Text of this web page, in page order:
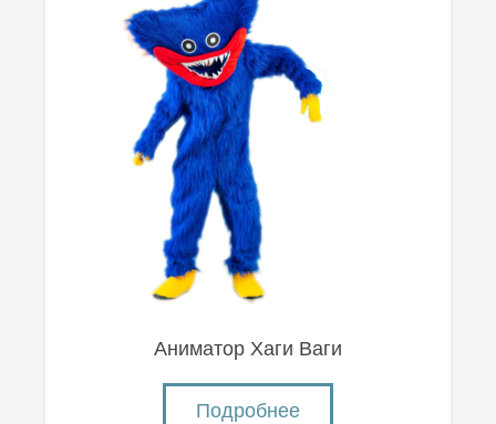
Аниматор Хаги Ваги
Подробнее